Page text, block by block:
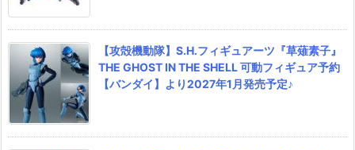
【攻殻機動隊】S.H.フィギュアーツ『草薙素子』
THE GHOST IN THE SHELL 可動フィギュア予約
【バンダイ】より2027年1月発売予定♪